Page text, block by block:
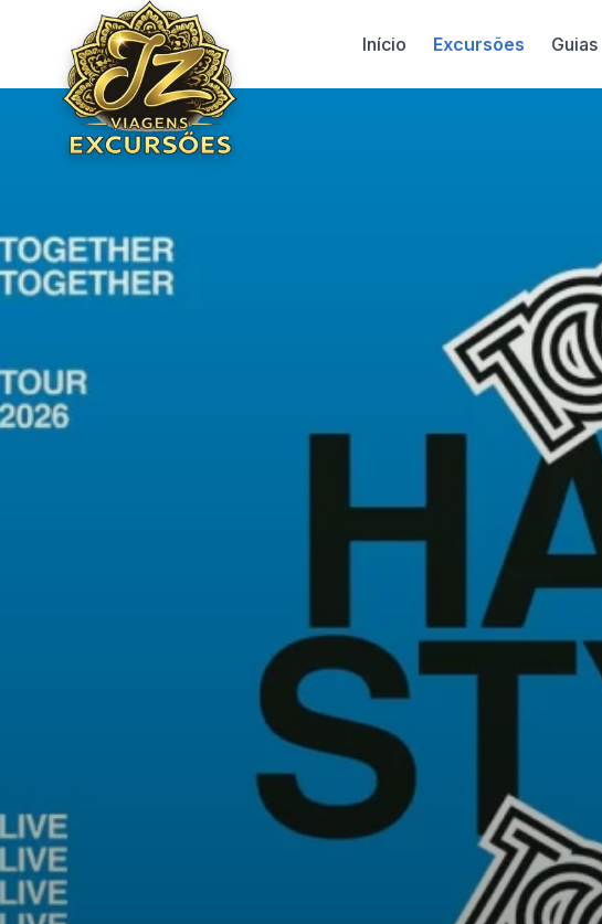
Início Excursões Guias